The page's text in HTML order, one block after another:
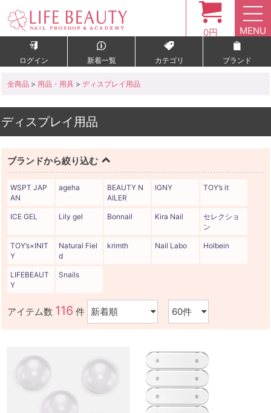
0円 MENU
ログイン 新着一覧 カテゴリ ブランド
全商品 > 用品・用具 > ディスプレイ用品
ディスプレイ用品
ブランドから絞り込む
WSPT JAP
AN
ageha
BEAUTY N
AILER
IGNY TOY’s it
ICE GEL Lily gel Bonnail Kira Nail
セレクショ
ン
TOY’s×INIT
Y
Natural Fiel
d
krimth Nail Labo Holbein
LIFEBEAUT
Y
Snails
アイテム数 116 件